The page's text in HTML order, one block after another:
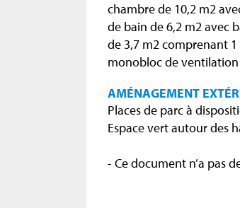
chambre de 10,2 m2
de bain de 6,2 m2 avec
de 3,7 m2 comprenant
monobloc de
AMÉNAGEMENT
Places de parc à
Espace vert autour des
- Ce document n’a pas